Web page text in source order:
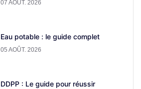
07 AOÛT. 2026
Eau potable : le guide complet
05 AOÛT. 2026
DDPP : Le guide pour réussir